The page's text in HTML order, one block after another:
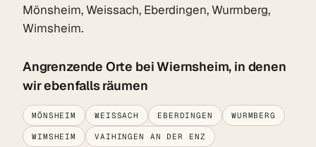
Mönsheim, Weissach, Eberdingen, Wurmberg,
Wimsheim.
Angrenzende Orte bei Wiernsheim, in denen
wir ebenfalls räumen
MÖNSHEIM WEISSACH EBERDINGEN WURMBERG
WIMSHEIM VAIHINGEN AN DER ENZ